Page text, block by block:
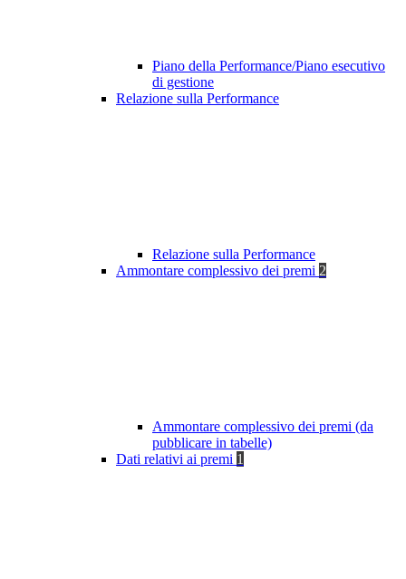
Piano della Performance/Piano esecutivo
di gestione
Relazione sulla Performance
Relazione sulla Performance
Ammontare complessivo dei premi 2
Ammontare complessivo dei premi (da
pubblicare in tabelle)
Dati relativi ai premi 1